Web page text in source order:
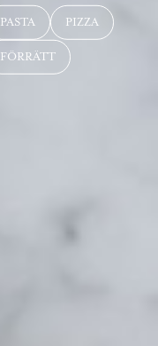
PASTA PIZZA
FÖRRÄTT